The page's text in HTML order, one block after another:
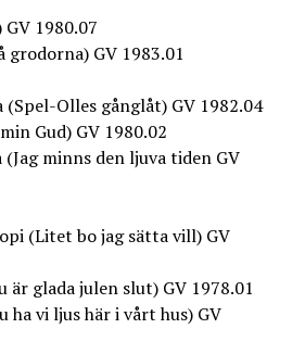
1980.07
grodorna) GV 1983.01
Olles gånglåt) GV 1982.04
Gud) GV 1980.02
minns den ljuva tiden GV
(Litet bo jag sätta vill) GV
är glada julen slut) GV 1978.01
vi ljus här i vårt hus) GV